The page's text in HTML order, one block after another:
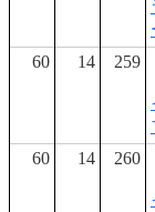
60 14 259
60 14 260